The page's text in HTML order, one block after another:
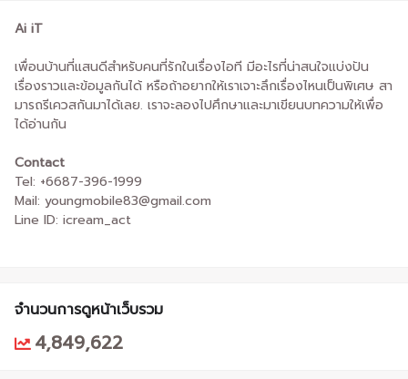
Ai iT
เพื่อนบ้านที่แสนดีสำหรับคนที่รักในเรื่องไอที มีอะไรที่น่าสนใจแบ่งปัน
เรื่องราวและข้อมูลกันได้ หรือถ้าอยากให้เราเจาะลึกเรื่องไหนเป็นพิเศษ สา
มารถรีเควสกันมาได้เลย. เราจะลองไปศึกษาและมาเขียนบทความให้เพื่อ
ได้อ่านกัน
Contact
Tel: +6687-396-1999
Mail: youngmobile83@gmail.com
Line ID: icream_act
จำนวนการดูหน้าเว็บรวม
4,849,622